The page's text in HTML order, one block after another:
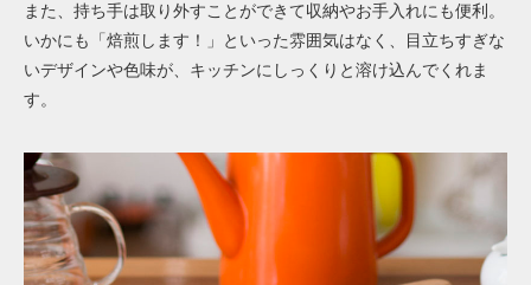
また、持ち手は取り外すことができて収納やお手入れにも便利。
いかにも「焙煎します！」といった雰囲気はなく、目立ちすぎな
いデザインや色味が、キッチンにしっくりと溶け込んでくれま
す。